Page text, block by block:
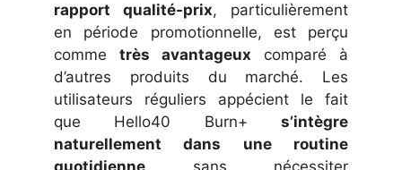
rapport qualité-prix, particulièrement
en période promotionnelle, est perçu
comme très avantageux comparé à
d’autres produits du marché. Les
utilisateurs réguliers appécient le fait
que Hello40 Burn+ s’intègre
naturellement dans une routine
quotidienne sans nécessiter